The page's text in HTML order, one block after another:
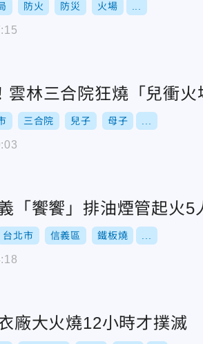
防火 防災 火場
雲林三合院狂燒「兒衝火
三合院 兒子 母子
「饗饗」排油煙管起火
台北市 信義區 鐵板燒
廠大火燒12小時才撲滅